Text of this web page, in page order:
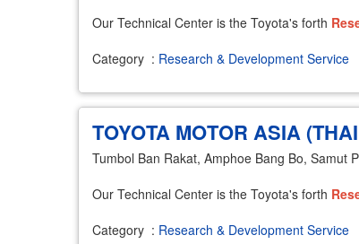
Our Technical Center is the Toyota's forth
Category : Research & Development Service
TOYOTA MOTOR ASIA
Tumbol Ban Rakat, Amphoe Bang Bo, Samut
Our Technical Center is the Toyota's forth
Category : Research & Development Service